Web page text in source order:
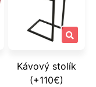
Kávový stolík
(+110€)